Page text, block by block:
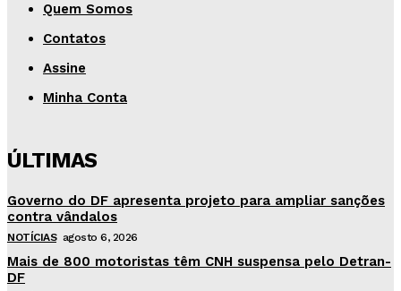
Quem Somos
Contatos
Assine
Minha Conta
ÚLTIMAS
Governo do DF apresenta projeto para ampliar sanções
contra vândalos
NOTÍCIAS agosto 6, 2026
Mais de 800 motoristas têm CNH suspensa pelo Detran-
DF